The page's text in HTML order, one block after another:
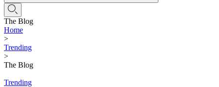
The Blog
Home
>
Trending
>
The Blog
Trending